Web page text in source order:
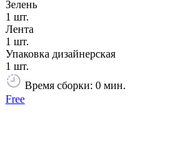
Зелень
1 шт.
Лента
1 шт.
Упаковка дизайнерская
1 шт.
Время сборки: 0 мин.
Free